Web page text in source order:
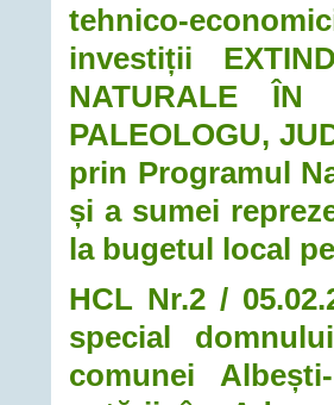
tehnico-
investiții
NATURALE ÎN
PALEOLOGU,
prin Programul
și a sumei
la bugetul local
HCL Nr.2 /
special
comunei